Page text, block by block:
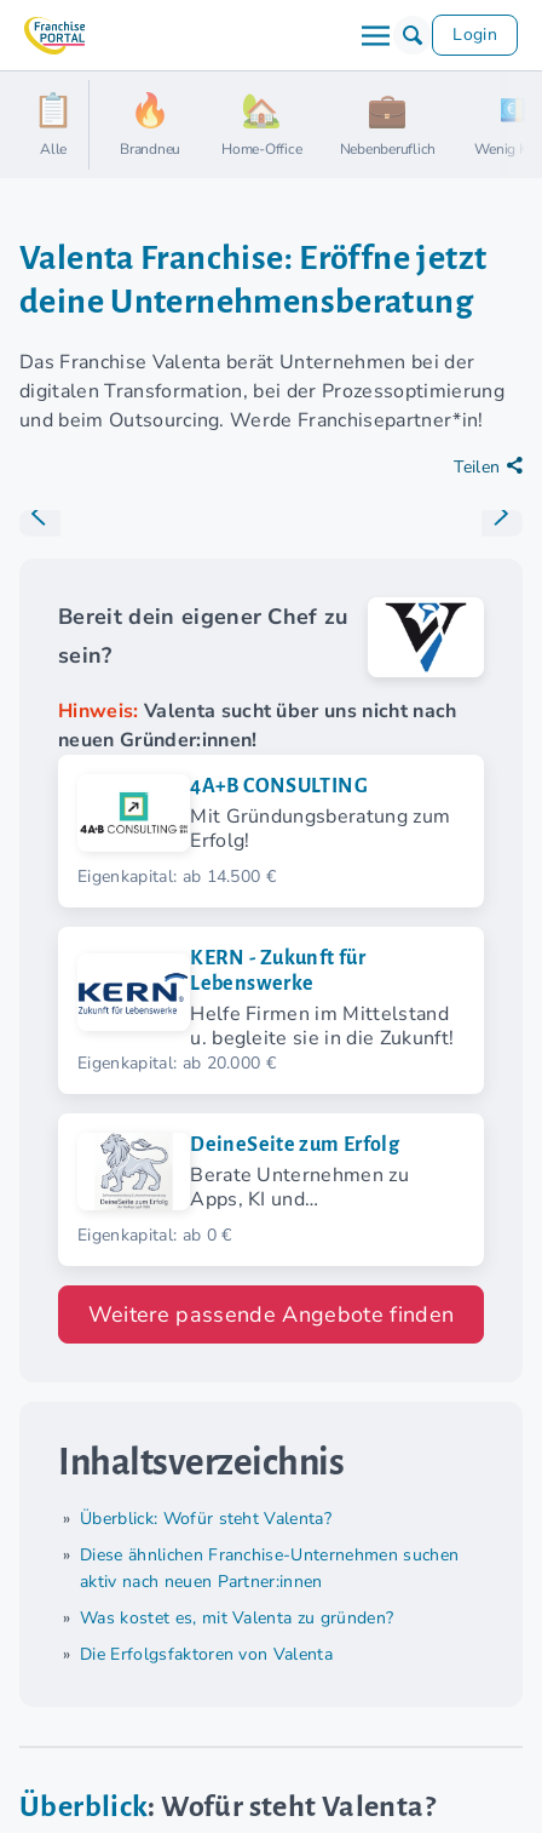
Login
Alle Brandneu Home-Office Nebenberuflich Wenig
Valenta Franchise: Eröffne jetzt
deine Unternehmensberatung
Das Franchise Valenta berät Unternehmen bei der
digitalen Transformation, bei der Prozessoptimierung
und beim Outsourcing. Werde Franchisepartner*in!
Teilen
Bereit dein eigener Chef zu
sein?
Hinweis: Valenta sucht über uns nicht nach
neuen Gründer:innen!
4A+B CONSULTING
Mit Gründungsberatung zum
Erfolg!
Eigenkapital: ab 14.500 €
KERN - Zukunft für
Lebenswerke
Helfe Firmen im Mittelstand
u. begleite sie in die Zukunft!
Eigenkapital: ab 20.000 €
DeineSeite zum Erfolg
Berate Unternehmen zu
Apps, KI und
Softwarelösungen in deiner
Region
Eigenkapital: ab 0 €
Weitere passende Angebote finden
Inhaltsverzeichnis
Überblick: Wofür steht Valenta?
Diese ähnlichen Franchise-Unternehmen suchen
aktiv nach neuen Partner:innen
Was kostet es, mit Valenta zu gründen?
Die Erfolgsfaktoren von Valenta
Überblick: Wofür steht Valenta?